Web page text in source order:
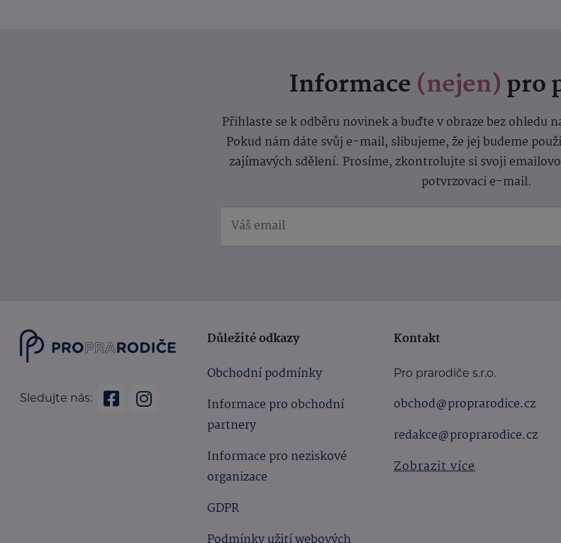
Informace (nejen)pro
Přihlaste se k odběru novinek a buďte v obraze bez ohledu
Pokud nám dáte svůj e-mail, slibujeme, že jej budeme
zajímavých sdělení. Prosíme, zkontrolujte si svoji
potvrzovací e-mail.
Sledujte nás:
Důležité odkazy
Obchodní podmínky
Informace pro obchodní
partnery
Informace pro neziskové
organizace
GDPR
Kontakt
Pro prarodiče s.r.o.
obchod@proprarodice.cz
redakce@proprarodice.cz
Zobrazit více